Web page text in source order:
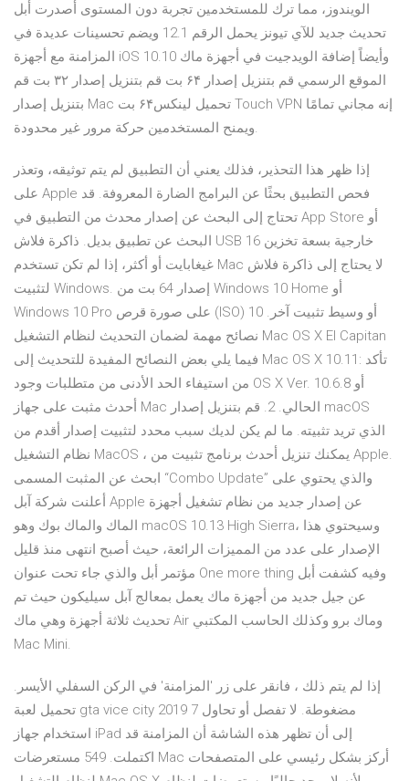
الويندوز، مما ترك للمستخدمين تجربة دون المستوى أصدرت أبل
تحديث جديد للآي تيونز يحمل الرقم 12.1 ويضم تحسينات عديدة في
المزامنة مع أجهزة iOS وأيضاً إضافة الويدجيت في أجهزة ماك 10.10
الموقع الرسمي قم بتنزيل إصدار ۶۴ بت قم بتنزيل إصدار ۳۲ بت قم
بتنزيل إصدار Mac تحميل لينكس۶۴ بت Touch VPN إنه مجاني تمامًا
ويمنح المستخدمين حركة مرور غير محدودة.
إذا ظهر هذا التحذير، فذلك يعني أن التطبيق لم يتم توثيقه، وتعذر
على Apple فحص التطبيق بحثًا عن البرامج الضارة المعروفة. قد
تحتاج إلى البحث عن إصدار محدث من التطبيق في App Store أو
البحث عن تطبيق بديل. ذاكرة فلاش USB خارجية بسعة تخزين 16
غيغابايت أو أكثر، إذا لم تكن تستخدم Mac لا يحتاج إلى ذاكرة فلاش
لتثبيت Windows. إصدار 64 بت من Windows 10 Home أو
Windows 10 Pro على صورة قرص (ISO) أو وسيط تثبيت آخر. 10
نصائح مهمة لضمان التحديث لنظام التشغيل Mac OS X El Capitan
فيما يلي بعض النصائح المفيدة للتحديث إلى Mac OS X 10.11: تأكد
من استيفاء الحد الأدنى من متطلبات وجود OS X Ver. 10.6.8 أو
أحدث مثبت على جهاز Mac الحالي. 2. قم بتنزيل إصدار macOS
الذي تريد تثبيته. ما لم يكن لديك سبب محدد لتثبيت إصدار أقدم من
نظام التشغيل MacOS ، يمكنك تنزيل أحدث برنامج تثبيت من Apple.
ابحث عن المثبت المسمى “Combo Update” والذي يحتوي على
أعلنت شركة آبل Apple عن إصدار جديد من نظام تشغيل أجهزة
الماك والماك بوك وهو macOS 10.13 High Sierra، وسيحتوي هذا
الإصدار على عدد من المميزات الرائعة، حيث أصبح انتهى منذ قليل
مؤتمر أبل والذي جاء تحت عنوان One more thing وفيه كشفت أبل
عن جيل جديد من أجهزة ماك يعمل بمعالج آبل سيليكون حيث تم
تحديث ثلاثة أجهزة وهي ماك Air وماك برو وكذلك الحاسب المكتبي
Mac Mini.
إذا لم يتم ذلك ، فانقر على زر 'المزامنة' في الركن السفلي الأيسر.
تحميل لعبة gta vice city 2019 7 مضغوطة. لا تفصل أو تحاول
استخدام جهاز iPad إلى أن تظهر هذه الشاشة أن المزامنة قد
اكتملت. 549 مستعرضات Mac أركز بشكل رئيسي على المتصفحات